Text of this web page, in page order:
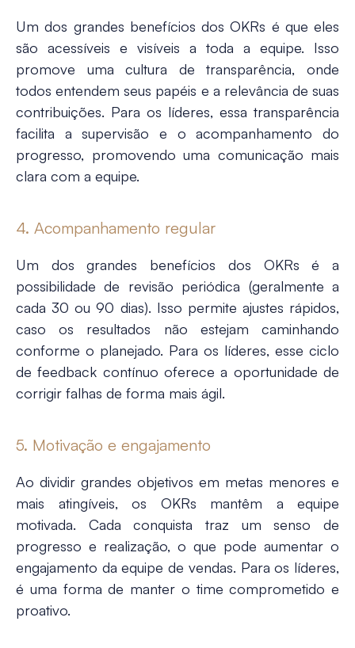
Um dos grandes benefícios dos OKRs é que eles
são acessíveis e visíveis a toda a equipe. Isso
promove uma cultura de transparência, onde
todos entendem seus papéis e a relevância de suas
contribuições. Para os líderes, essa transparência
facilita a supervisão e o acompanhamento do
progresso, promovendo uma comunicação mais
clara com a equipe.
4. Acompanhamento regular
Um dos grandes benefícios dos OKRs é a
possibilidade de revisão periódica (geralmente a
cada 30 ou 90 dias). Isso permite ajustes rápidos,
caso os resultados não estejam caminhando
conforme o planejado. Para os líderes, esse ciclo
de feedback contínuo oferece a oportunidade de
corrigir falhas de forma mais ágil​.
5. Motivação e engajamento
Ao dividir grandes objetivos em metas menores e
mais atingíveis, os OKRs mantêm a equipe
motivada. Cada conquista traz um senso de
progresso e realização, o que pode aumentar o
engajamento da equipe de vendas. Para os líderes,
é uma forma de manter o time comprometido e
proativo.